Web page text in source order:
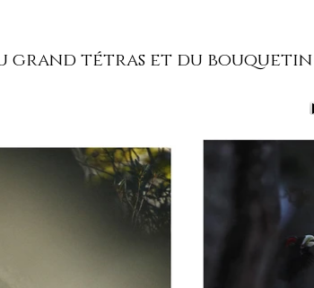
grand tétras et du